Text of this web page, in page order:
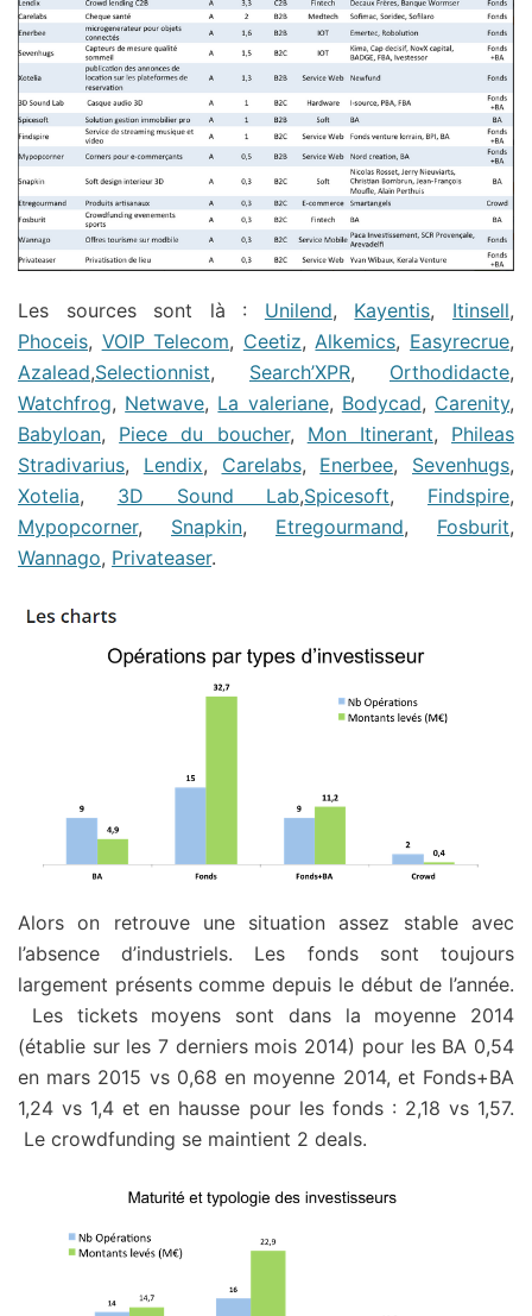
Les sources sont là : Unilend, Kayentis, Itinsell,
Phoceis, VOIP Telecom, Ceetiz,Alkemics, Easyrecrue,
Azalead,Selectionnist, Search’XPR, Orthodidacte,
Watchfrog, Netwave, La valeriane, Bodycad, Carenity,
Babyloan, Piece du boucher, Mon Itinerant, Phileas
Stradivarius, Lendix, Carelabs, Enerbee, Sevenhugs,
Xotelia, 3D Sound Lab,Spicesoft, Findspire,
Mypopcorner, Snapkin, Etregourmand, Fosburit,
Wannago, Privateaser.
Alors on retrouve une situation assez stable avec
l’absence d’industriels. Les fonds sont toujours
largement présents comme depuis le début de l’année.
Les tickets moyens sont dans la moyenne 2014
(établie sur les 7 derniers mois 2014) pour les BA 0,54
en mars 2015 vs 0,68 en moyenne 2014, et Fonds+BA
1,24 vs 1,4 et en hausse pour les fonds : 2,18 vs 1,57.
Le crowdfunding se maintient 2 deals.